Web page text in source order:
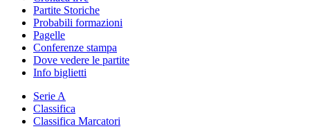
Partite Storiche
Probabili formazioni
Pagelle
Conferenze stampa
Dove vedere le partite
Info biglietti
Serie A
Classifica
Classifica Marcatori